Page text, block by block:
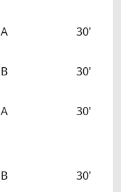
A 30'
B 30'
A 30'
B 30'